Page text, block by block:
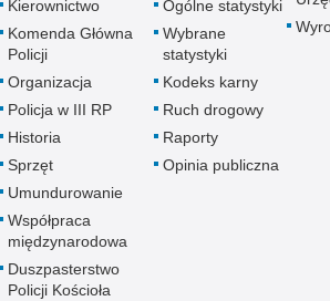
Kierownictwo
Komenda Główna
Policji
Organizacja
Policja w III RP
Historia
Sprzęt
Umundurowanie
Współpraca
międzynarodowa
Duszpasterstwo
Policji Kościoła
Ogólne statystyki
Wybrane
statystyki
Kodeks karny
Ruch drogowy
Raporty
Opinia publiczna